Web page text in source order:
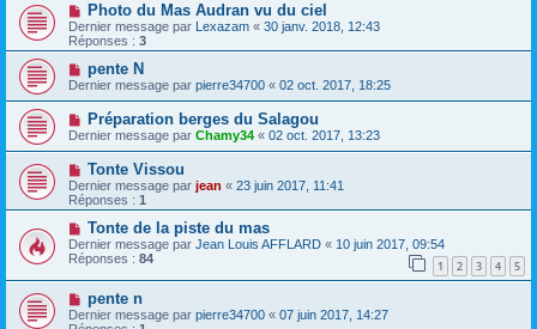
Photo du Mas Audran vu du ciel
Dernier message par Lexazam « 30 janv. 2018, 12:43
Réponses : 3
pente N
Dernier message par pierre34700 « 02 oct. 2017, 18:25
Préparation berges du Salagou
Dernier message par Chamy34 « 02 oct. 2017, 13:23
Tonte Vissou
Dernier message par jean « 23 juin 2017, 11:41
Réponses : 1
Tonte de la piste du mas
Dernier message par Jean Louis AFFLARD « 10 juin 2017, 09:54
Réponses : 84 1 2 3 4 5
pente n
Dernier message par pierre34700 « 07 juin 2017, 14:27